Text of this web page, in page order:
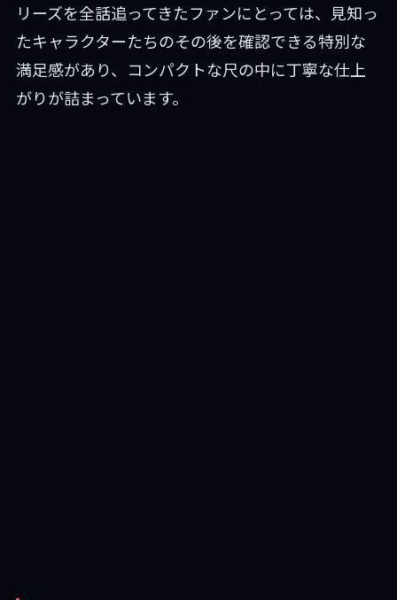
リーズを全話追ってきたファンにとっては、見知っ
たキャラクターたちのその後を確認できる特別な
満足感があり、コンパクトな尺の中に丁寧な仕上
がりが詰まっています。